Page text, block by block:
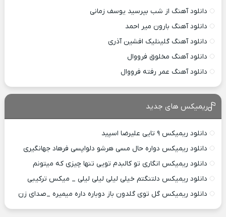
دانلود آهنگ از شب بپرسید یوسف زمانی
دانلود آهنگ بارون میر احمد
دانلود آهنگ گلینلیک افشین آذری
دانلود آهنگ مخلوق فرووال
دانلود آهنگ عمر رفته فرووال
ریمیکس های جدید
دانلود ریمیکس ۹ تایی علیرضا اسپید
دانلود ریمیکس دواره حال مسی هرشو دلواپسی فرهاد جهانگیری
دانلود ریمیکس انگاری تو کالبدم تویی تنها چیزی که میتونم
دانلود ریمیکس دلتنگتم خیلی لیلی لیلی لیلی _ میکس ترکیبی
دانلود ریمیکس گل توی گلدون باز دوباره داره میمیره _صدای زن